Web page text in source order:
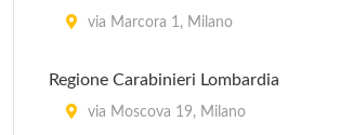
via Marcora 1, Milano
Regione Carabinieri Lombardia
via Moscova 19, Milano